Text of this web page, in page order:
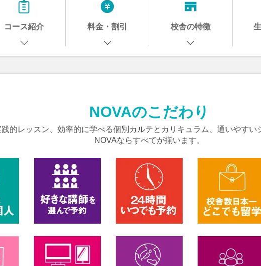
コース紹介 料金・割引 校舎の特徴
NOVAのこだわり
的レッスン、効率的に学べる個別カルテとカリキュラム、通いやすい
NOVAならすべてが揃います。